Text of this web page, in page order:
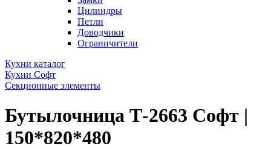
Цилиндры
Петли
Доводчики
Ограничители
Кухни каталог
Кухни Софт
Секционные элементы
Бутылочница Т-2663 Софт |
150*820*480